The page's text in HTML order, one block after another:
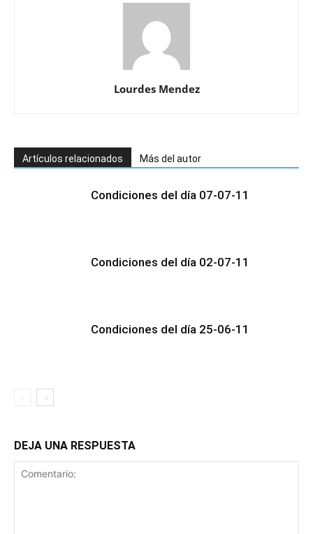
Lourdes Mendez
Artículos relacionados Más del autor
Condiciones del día 07-07-11
Condiciones del día 02-07-11
Condiciones del día 25-06-11
DEJA UNA RESPUESTA